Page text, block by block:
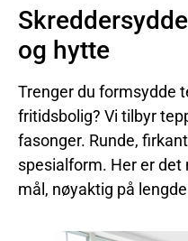
og hytte
Trenger du formsydde
fritidsbolig? Vi tilbyr
fasonger. Runde,
spesialform. Her er
mål, nøyaktig på